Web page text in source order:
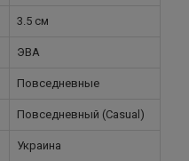
3.5 см
ЭВА
Повседневные
Повседневный (Casual)
Украина